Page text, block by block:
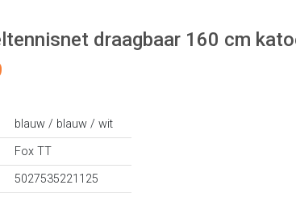
draagbaar 160 cm
blauw / blauw / wit
Fox TT
5027535221125